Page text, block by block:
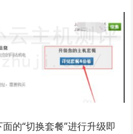
的“切换套餐”进行升级即